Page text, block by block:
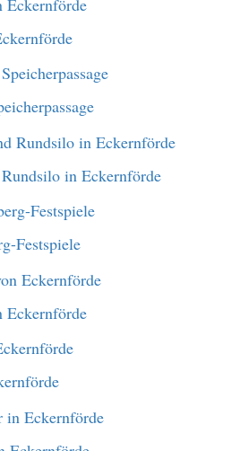
in Eckernförde
Festspiele
Eckernförde